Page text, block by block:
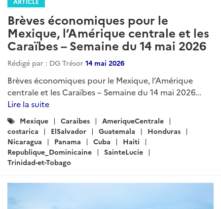
Brèves économiques pour le
Mexique, l’Amérique centrale et les
Caraïbes – Semaine du 14 mai 2026
Rédigé par : DG Trésor 14 mai 2026
Brèves économiques pour le Mexique, l’Amérique
centrale et les Caraïbes – Semaine du 14 mai 2026...
Lire la suite
Catégories
:
Mexique Caraibes
AmeriqueCentrale
costarica
ElSalvador Guatemala
Honduras
Nicaragua
Panama Cuba
Haiti
Republique_Dominicaine
SainteLucie
Trinidad-et-Tobago